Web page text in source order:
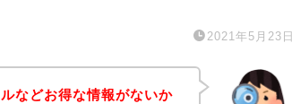
2021年5月23日
などお得な情報がないか